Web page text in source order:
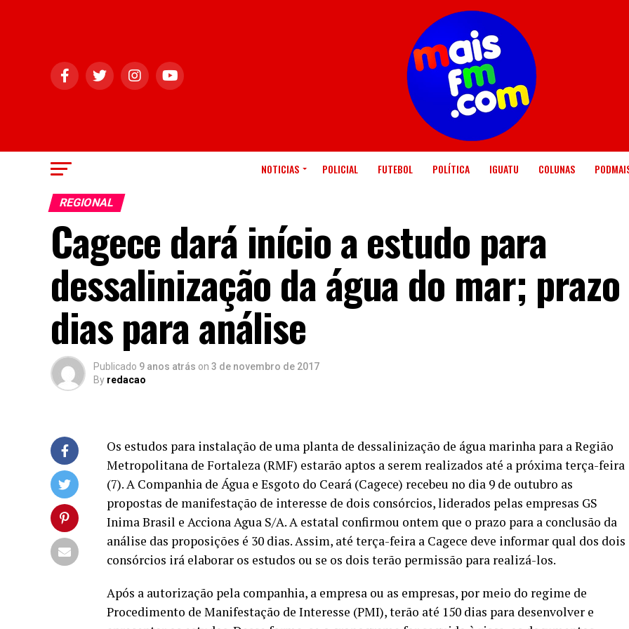
NOTICIAS POLICIAL FUTEBOL POLÍTICA IGUATU COLUNAS
REGIONAL
Cagece dará início a estudo para
dessalinização da água do mar;
dias para análise
Publicado 9 anos atrás on 3 de novembro de 2017
By redacao
Os estudos para instalação de uma planta de dessalinização de água marinha para a Região
Metropolitana de Fortaleza (RMF) estarão aptos a serem realizados até a próxima terça-feira
(7). A Companhia de Água e Esgoto do Ceará (Cagece) recebeu no dia 9 de outubro as
propostas de manifestação de interesse de dois consórcios, liderados pelas empresas GS
Inima Brasil e Acciona Agua S/A. A estatal confirmou ontem que o prazo para a conclusão da
análise das proposições é 30 dias. Assim, até terça-feira a Cagece deve informar qual dos dois
consórcios irá elaborar os estudos ou se os dois terão permissão para realizá-los.
Após a autorização pela companhia, a empresa ou as empresas, por meio do regime de
Procedimento de Manifestação de Interesse (PMI), terão até 150 dias para desenvolver e